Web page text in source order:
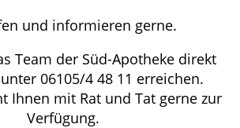
und informieren gerne.
Team der Süd-Apotheke direkt
06105/4 48 11 erreichen.
Ihnen mit Rat und Tat gerne zur
Verfügung.